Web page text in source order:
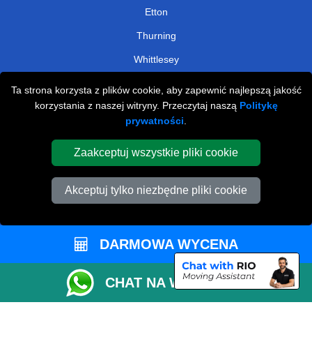
Ta strona korzysta z plików cookie, aby zapewnić najlepszą jakość
korzystania z naszej witryny. Przeczytaj naszą Politykę
prywatności
Zaakceptuj wszystkie pliki cookie
Akceptuj tylko niezbędne pliki cookie
Etton
Thurning
Whittlesey
Turves
NARZĘDZIA
Sprawdź Dostępność
Oszacuj Rozmiar Vana
Lista Przewozowa
Płatności Online
Parkowanie w Peterborough
DARMOWA WYCENA
CHAT NA WHATSAPP